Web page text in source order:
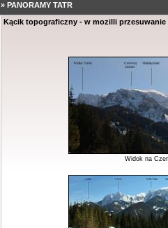
» PANORAMY TATR
Kącik topograficzny - w mozilli przesuwanie
Widok na